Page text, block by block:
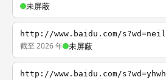
未屏蔽
http://www.baidu.com/s?wd=neil
截至 2026 年 未屏蔽
http://www.baidu.com/s?wd=yhwh